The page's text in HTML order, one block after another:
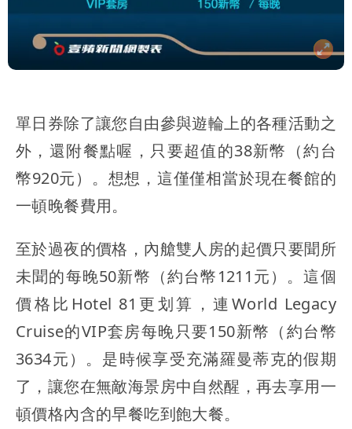
單日券除了讓您自由參與遊輪上的各種活動之
外，還附餐點喔，只要超值的38新幣（約台
幣920元）。想想，這僅僅相當於現在餐館的
一頓晚餐費用。
至於過夜的價格，內艙雙人房的起價只要聞所
未聞的每晚50新幣（約台幣1211元）。這個
價格比Hotel 81更划算，連World Legacy
Cruise的VIP套房每晚只要150新幣（約台幣
3634元）。是時候享受充滿羅曼蒂克的假期
了，讓您在無敵海景房中自然醒，再去享用一
頓價格內含的早餐吃到飽大餐。